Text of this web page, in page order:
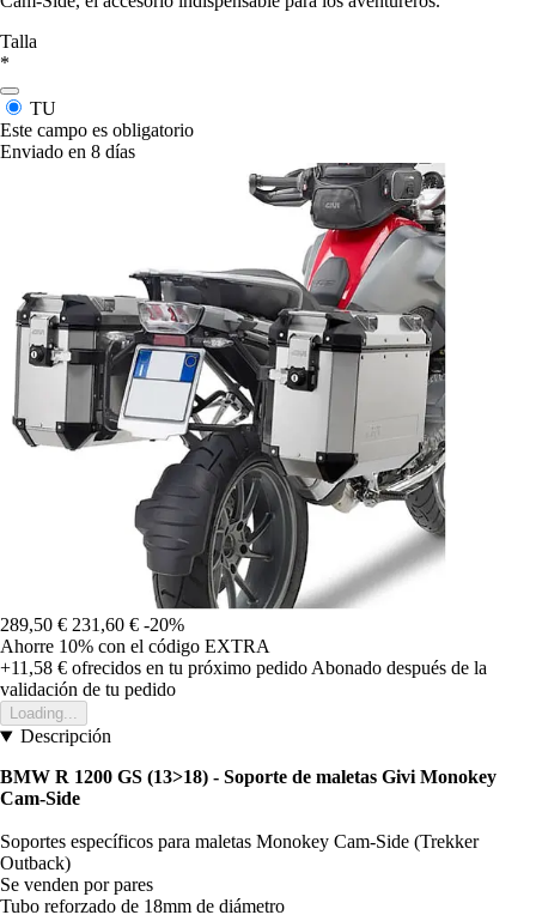
Talla
*
TU
Este campo es obligatorio
Enviado en 8 días
289,50 € 231,60 € -20%
Ahorre 10% con el código EXTRA
+11,58 € ofrecidos en tu próximo pedido Abonado después de la
validación de tu pedido
Loading...
Descripción
BMW R 1200 GS (13>18) - Soporte de maletas Givi Monokey
Cam-Side
Soportes específicos para maletas Monokey Cam-Side (Trekker
Outback)
Se venden por pares
Tubo reforzado de 18mm de diámetro